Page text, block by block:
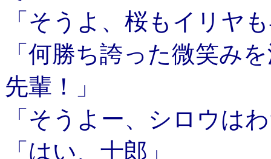
「そうよ、桜もイリヤ
「何勝ち誇った微笑み
先輩！」
「そうよー、シロウは
「はい、士郎」